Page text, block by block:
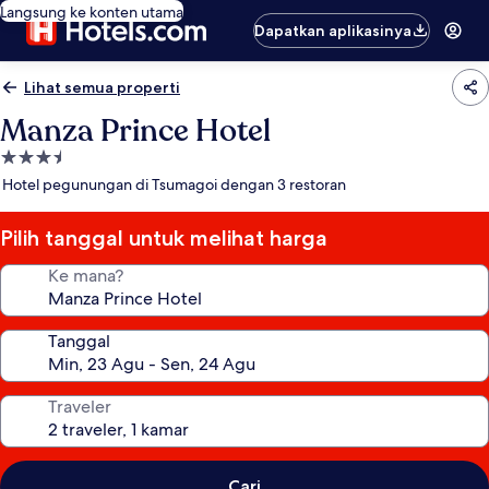
Langsung ke konten utama
Dapatkan aplikasinya
Lihat semua properti
Manza Prince Hotel
Properti
bintang
Hotel pegunungan di Tsumagoi dengan 3 restoran
Pilih tanggal untuk melihat harga
Ke mana?
Tanggal
Traveler